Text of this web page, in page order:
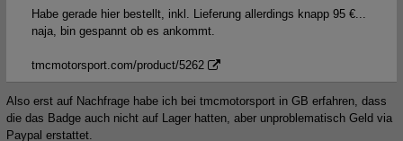
Habe gerade hier bestellt, inkl. Lieferung allerdings knapp 95 €...
naja, bin gespannt ob es ankommt.
tmcmotorsport.com/product/5262
Also erst auf Nachfrage habe ich bei tmcmotorsport in GB erfahren, dass
die das Badge auch nicht auf Lager hatten, aber unproblematisch Geld via
Paypal erstattet.